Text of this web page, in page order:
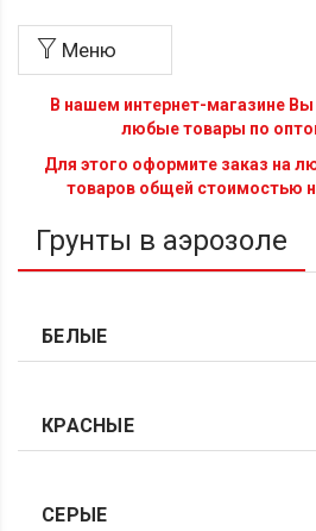
Меню
В нашем интернет-магазине
любые товары по
Для этого оформите заказ на
товаров общей стоимостью
Грунты в аэрозоле
БЕЛЫЕ
КРАСНЫЕ
СЕРЫЕ